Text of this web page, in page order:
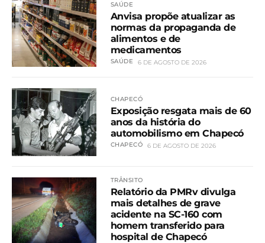
SAÚDE
Anvisa propõe atualizar as
normas da propaganda de
alimentos e de
medicamentos
SAÚDE 6 DE AGOSTO DE 2026
CHAPECÓ
Exposição resgata mais de 60
anos da história do
automobilismo em Chapecó
CHAPECÓ 6 DE AGOSTO DE 2026
TRÂNSITO
Relatório da PMRv divulga
mais detalhes de grave
acidente na SC-160 com
homem transferido para
hospital de Chapecó